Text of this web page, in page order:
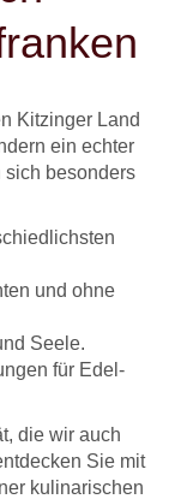
Kitzinger Land
ein echter
sich besonders
und ohne
Seele.
für Edel-
die wir auch
Sie mit
kulinarischen